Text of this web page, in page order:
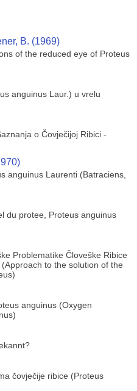
B. (1969)
of the reduced eye of Proteus
anguinus Laur.) u vrelu
o Čovječijoj Ribici -
anguinus Laurenti (Batraciens,
du protee, Proteus anguinus
Problematike Človeške Ribice
to the solution of the
anguinus (Oxygen
čovječije ribice (Proteus